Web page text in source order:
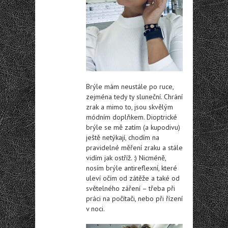
Brýle mám neustále po ruce,
zejména tedy ty sluneční. Chrání
zrak a mimo to, jsou skvělým
módním doplňkem. Dioptrické
brýle se mě zatím (a kupodivu)
ještě netýkají, chodím na
pravidelné měření zraku a stále
vidím jak ostříž. :) Nicméně,
nosím brýle antireflexní, které
uleví očím od zátěže a také od
světelného záření – třeba při
práci na počítači, nebo při řízení
v noci.